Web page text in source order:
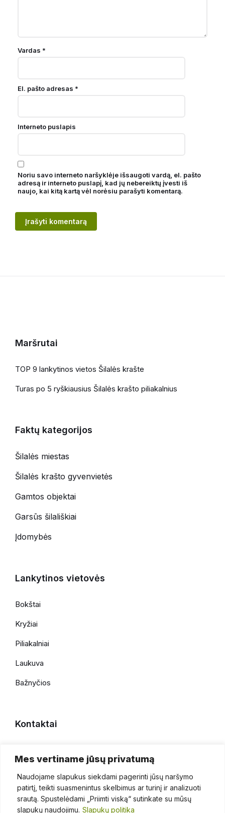
Mes vertiname jūsų privatumą
Naudojame slapukus siekdami pagerinti jūsų naršymo
patirtį, teikti suasmenintus skelbimus ar turinį ir analizuoti
srautą. Spustelėdami „Priimti viską“ sutinkate su mūsų
slapukų naudojimu. Slapukų politika
Vardas *
El. pašto adresas *
Interneto puslapis
Noriu savo interneto naršyklėje išsaugoti vardą, el. pašto
adresą ir interneto puslapį, kad jų nebereiktų įvesti iš
naujo, kai kitą kartą vėl norėsiu parašyti komentarą.
Maršrutai
TOP 9 lankytinos vietos Šilalės krašte
Turas po 5 ryškiausius Šilalės krašto piliakalnius
Faktų kategorijos
Šilalės miestas
Šilalės krašto gyvenvietės
Gamtos objektai
Garsūs šilališkiai
Įdomybės
Lankytinos vietovės
Bokštai
Kryžiai
Piliakalniai
Laukuva
Bažnyčios
Kontaktai
faktaiapiesilale@gmail.com